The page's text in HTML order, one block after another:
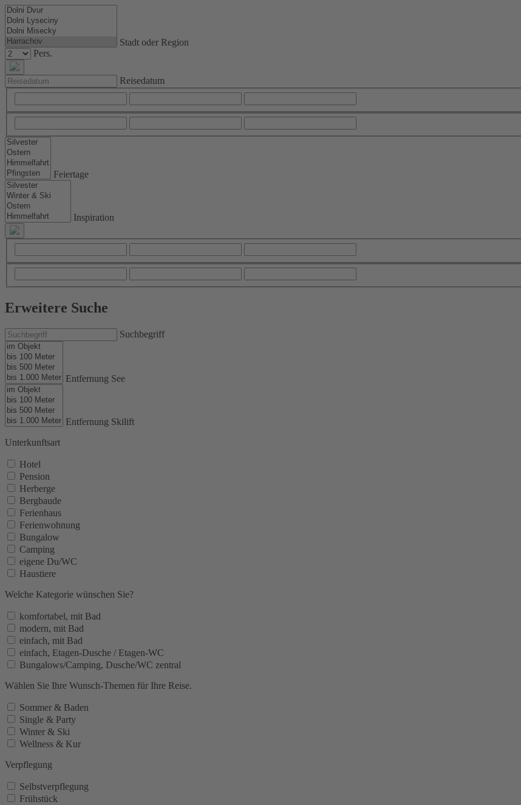
Stadt oder Region
Pers.
Reisedatum
Feiertage
Inspiration
Erweitere Suche
Suchbegriff
Entfernung See
Entfernung Skilift
Unterkunftsart
Hotel
Pension
Herberge
Bergbaude
Ferienhaus
Ferienwohnung
Bungalow
Camping
eigene Du/WC
Haustiere
Welche Kategorie wünschen Sie?
komfortabel, mit Bad
modern, mit Bad
einfach, mit Bad
einfach, Etagen-Dusche / Etagen-WC
Bungalows/Camping, Dusche/WC zentral
Wählen Sie Ihre Wunsch-Themen für Ihre Reise.
Sommer & Baden
Single & Party
Winter & Ski
Wellness & Kur
Verpflegung
Selbstverpflegung
Frühstück